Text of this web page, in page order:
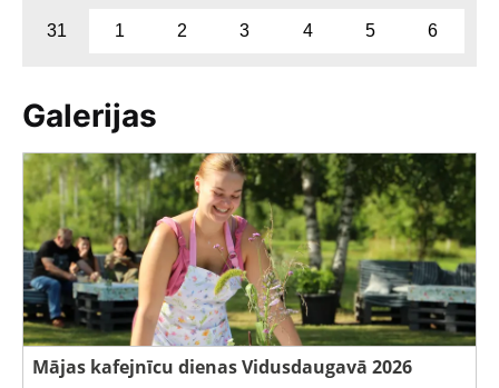
31 1 2 3 4 5 6
Galerijas
Mājas kafejnīcu dienas Vidusdaugavā 2026